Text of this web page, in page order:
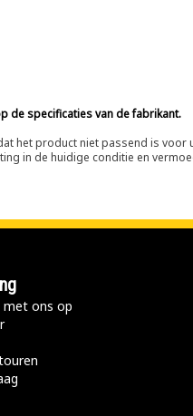
de specificaties van de fabrikant.
het product niet passend is
in de huidige conditie en
ons op